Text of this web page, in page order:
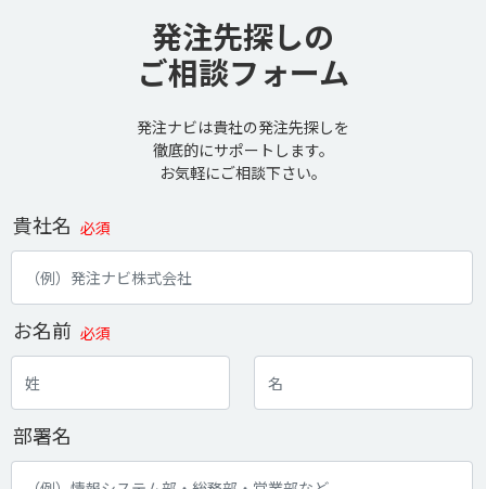
発注先探しの
ご相談フォーム
発注ナビは貴社の発注先探しを
徹底的にサポートします。
お気軽にご相談下さい。
貴社名 必須
お名前 必須
部署名